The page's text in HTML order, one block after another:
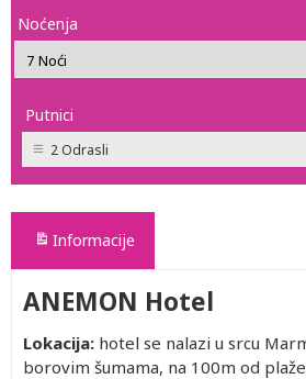
Noćenja
Putnici
2 Odrasli
Informacije
ANEMON Hotel
Lokacija: hotel se nalazi u srcu
borovim šumama, na 100m od